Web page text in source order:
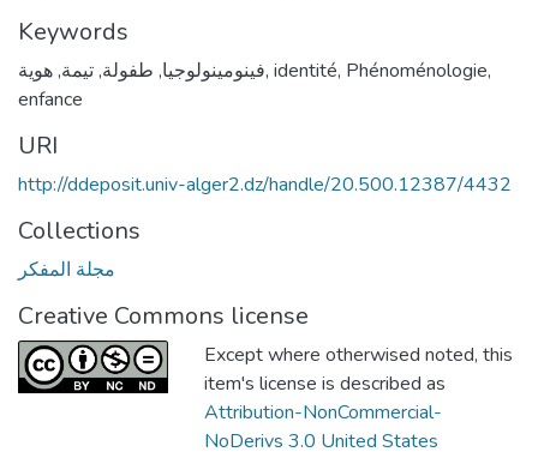
Keywords
فينومينولوجيا, طفولة,تيمة,هوية , identité, Phénoménologie,
enfance
URI
http://ddeposit.univ-alger2.dz/handle/20.500.12387/4432
Collections
مجلة المفكر
Creative Commons license
Except where otherwised noted, this
item's license is described as
Attribution-NonCommercial-
NoDerivs 3.0 United States